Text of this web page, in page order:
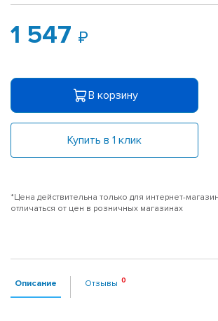
1 547
В корзину
Купить в 1 клик
*Цена действительна только для интернет-
отличаться от цен в розничных магазинах
Описание Отзывы